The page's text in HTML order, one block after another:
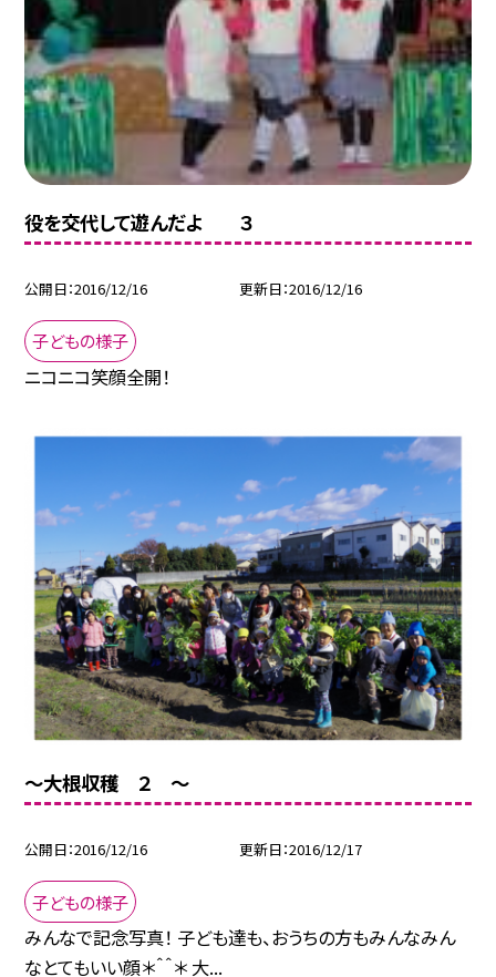
役を交代して遊んだよ ３
公開日 2016/12/16 更新日 2016/12/16
子どもの様子
ニコニコ笑顔全開！
〜大根収穫 ２ 〜
公開日 2016/12/16 更新日 2016/12/17
子どもの様子
みんなで記念写真！ 子ども達も、おうちの方もみんなみん
なとてもいい顔＊＾＾＊ 大...